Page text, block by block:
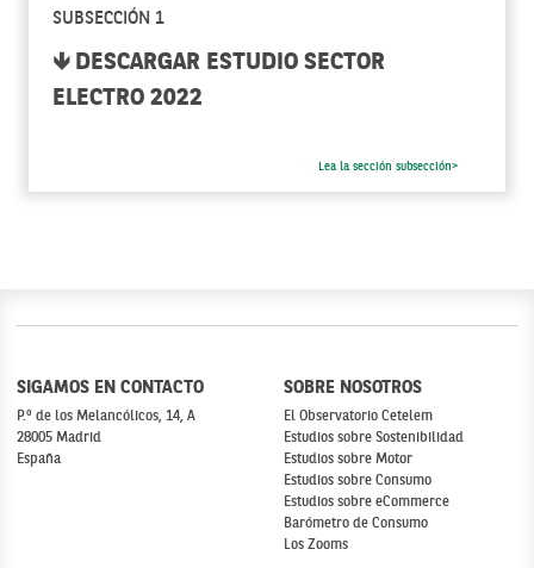
SUBSECCIÓN 1
🡻 DESCARGAR ESTUDIO SECTOR
ELECTRO 2022
Lea la sección subsección>
SIGAMOS EN CONTACTO
P.º de los Melancólicos, 14, A
28005 Madrid
España
SOBRE NOSOTROS
El Observatorio Cetelem
Estudios sobre Sostenibilidad
Estudios sobre Motor
Estudios sobre Consumo
Estudios sobre eCommerce
Barómetro de Consumo
Los Zooms